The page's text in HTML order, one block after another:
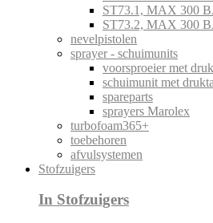
ST73.1, MAX 300
ST73.2, MAX 300
nevelpistolen
sprayer - schuimunits
voorsproeier met
schuimunit met
spareparts
sprayers Marolex
turbofoam365+
toebehoren
afvulsystemen
Stofzuigers
In Stofzuigers